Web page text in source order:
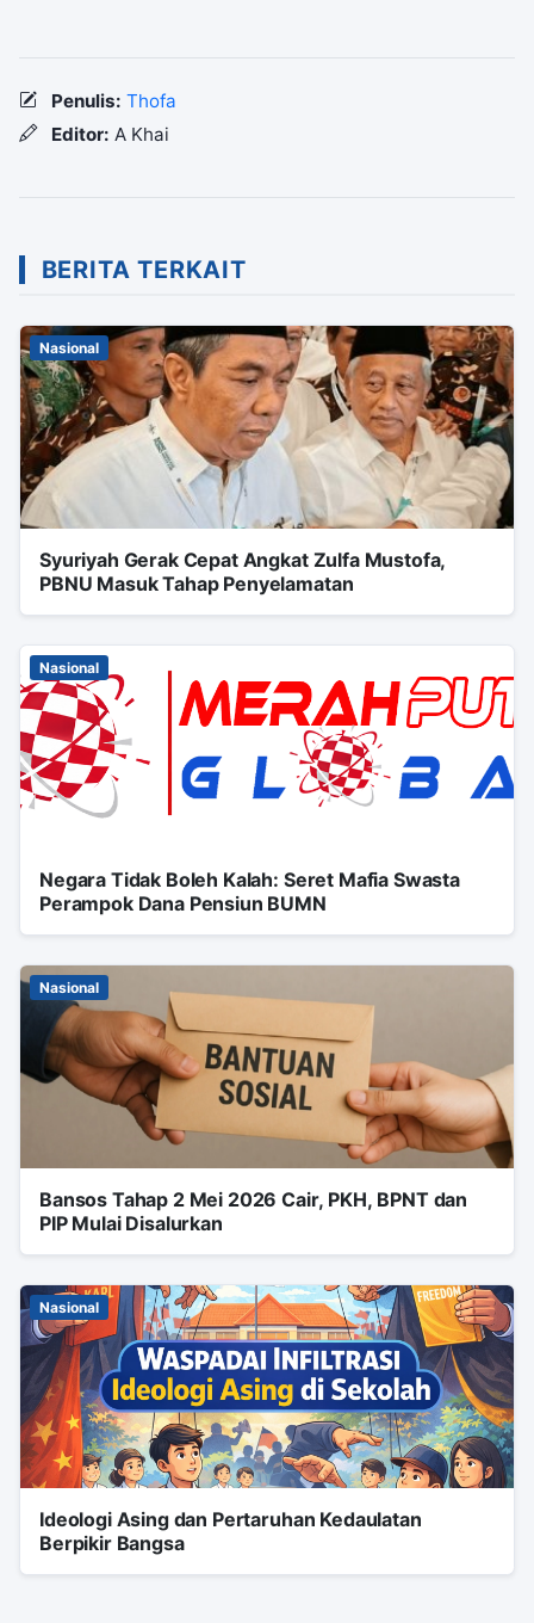
Penulis: Thofa
Editor: A Khai
BERITA TERKAIT
Nasional
Syuriyah Gerak Cepat Angkat Zulfa Mustofa,
PBNU Masuk Tahap Penyelamatan
Nasional
Negara Tidak Boleh Kalah: Seret Mafia Swasta
Perampok Dana Pensiun BUMN
Nasional
Bansos Tahap 2 Mei 2026 Cair, PKH, BPNT dan
PIP Mulai Disalurkan
Nasional
Ideologi Asing dan Pertaruhan Kedaulatan
Berpikir Bangsa